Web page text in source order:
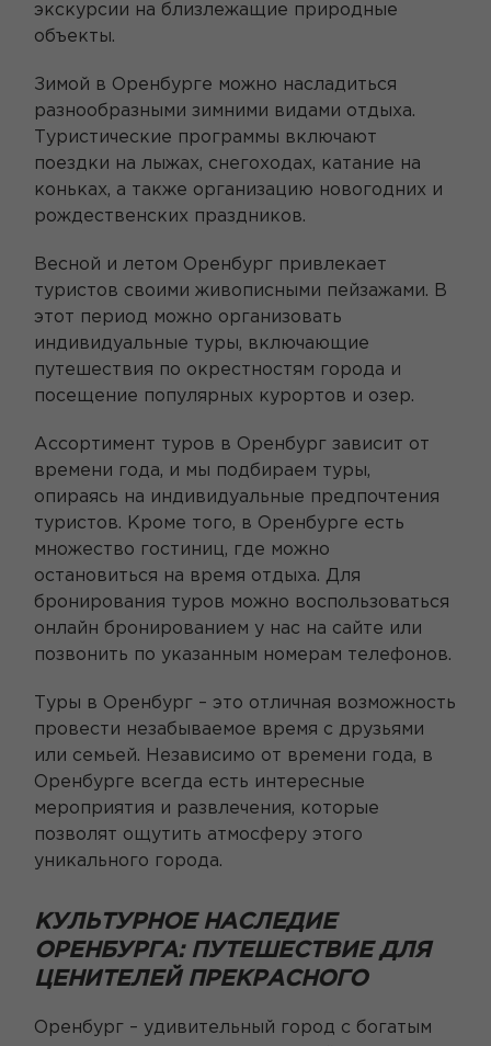
экскурсии на близлежащие природные
объекты.
Зимой в Оренбурге можно насладиться
разнообразными зимними видами отдыха.
Туристические программы включают
поездки на лыжах, снегоходах, катание на
коньках, а также организацию новогодних и
рождественских праздников.
Весной и летом Оренбург привлекает
туристов своими живописными пейзажами. В
этот период можно организовать
индивидуальные туры, включающие
путешествия по окрестностям города и
посещение популярных курортов и озер.
Ассортимент туров в Оренбург зависит от
времени года, и мы подбираем туры,
опираясь на индивидуальные предпочтения
туристов. Кроме того, в Оренбурге есть
множество гостиниц, где можно
остановиться на время отдыха. Для
бронирования туров можно воспользоваться
онлайн бронированием у нас на сайте или
позвонить по указанным номерам телефонов.
Туры в Оренбург – это отличная возможность
провести незабываемое время с друзьями
или семьей. Независимо от времени года, в
Оренбурге всегда есть интересные
мероприятия и развлечения, которые
позволят ощутить атмосферу этого
уникального города.
КУЛЬТУРНОЕ НАСЛЕДИЕ
ОРЕНБУРГА: ПУТЕШЕСТВИЕ ДЛЯ
ЦЕНИТЕЛЕЙ ПРЕКРАСНОГО
Оренбург – удивительный город с богатым